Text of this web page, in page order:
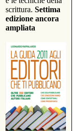
scrittura. Settima
edizione ancora
ampliata